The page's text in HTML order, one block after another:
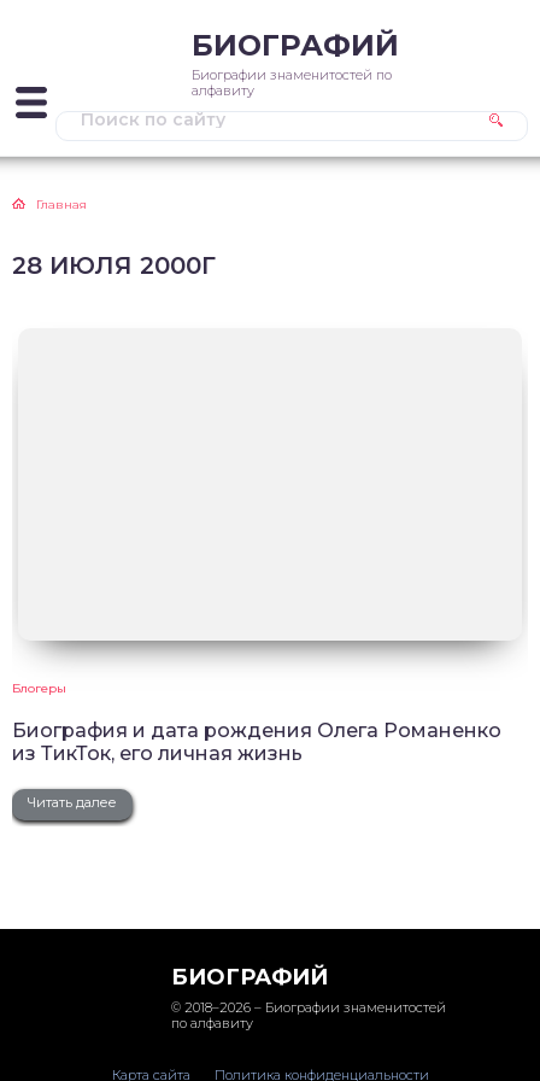
БИОГРАФИЙ
Биографии знаменитостей по
алфавиту
Главная
28 ИЮЛЯ 2000Г
Блогеры
Биография и дата рождения Олега Романенко
из ТикТок, его личная жизнь
Читать далее
БИОГРАФИЙ
© 2018–2026 – Биографии знаменитостей
по алфавиту
Карта сайта Политика конфиденциальности